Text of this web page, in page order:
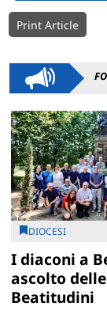
Print Article
DIOCESI
I diaconi a
ascolto delle
Beatitudini